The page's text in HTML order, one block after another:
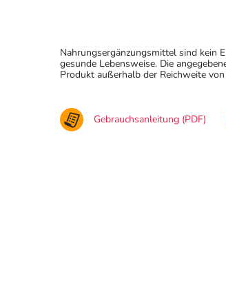
Nahrungsergänzungsmittel sind kein
gesunde Lebensweise. Die
Produkt außerhalb der Reichweite
Gebrauchsanleitung (PDF)